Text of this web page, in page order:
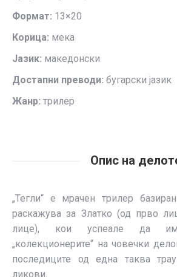
Формат: 13×20
Корица: мека
Јазик: македонски
Достапни преводи: бугарски јазик
Жанр: трилер
Опис на
„Тегли“ е мрачен трилер
раскажува за Златко (од прво
лице), кои успеале да
„колекционерите“ на човечки
последиците од една таква
ликови.